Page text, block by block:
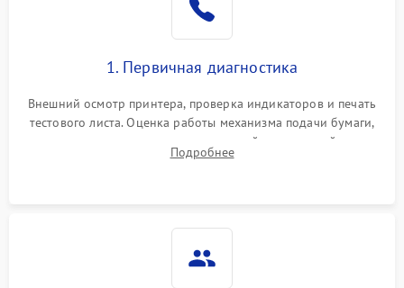
1. Первичная диагностика
Внешний осмотр принтера, проверка индикаторов и печать
тестового листа. Оценка работы механизма подачи бумаги,
выявление посторонних шумов, замятий и первичный анализ
дефектов печати (полосы, фон, пробелы).
Подробнее